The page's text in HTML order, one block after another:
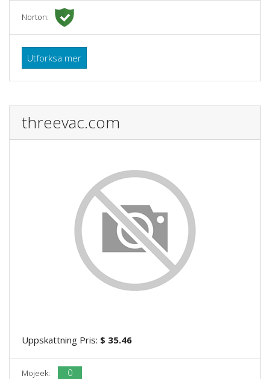
Norton:
Utforksa mer
threevac.com
Uppskattning Pris: $ 35.46
Mojeek: 0